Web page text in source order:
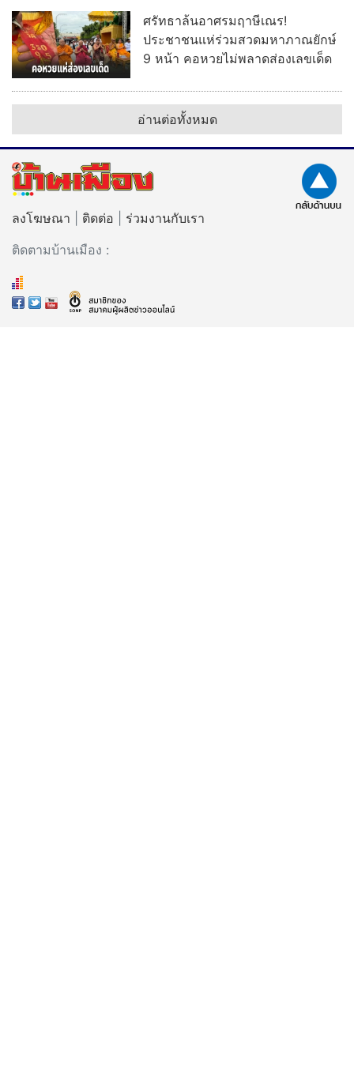
ศรัทธาล้นอาศรมฤาษีเณร!
ประชาชนแห่ร่วมสวดมหาภาณยักษ์
9 หน้า คอหวยไม่พลาดส่องเลขเด็ด
อ่านต่อทั้งหมด
ลงโฆษณา ติดต่อ
ร่วมงานกับเรา
ติดตามบ้านเมือง :